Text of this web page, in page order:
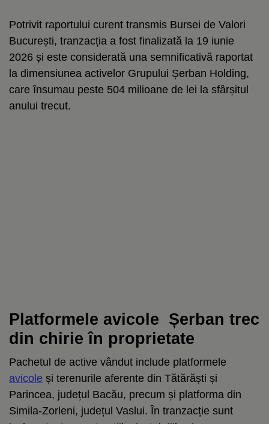
Potrivit raportului curent transmis Bursei de Valori
București, tranzacția a fost finalizată la 19 iunie
2026 și este considerată una semnificativă raportat
la dimensiunea activelor Grupului Șerban Holding,
care însumau peste 504 milioane de lei la sfârșitul
anului trecut.
Platformele avicole Șerban trec
din chirie în proprietate
Pachetul de active vândut include platformele
avicole și terenurile aferente din Tătărăști și
Parincea, județul Bacău, precum și platforma din
Simila-Zorleni, județul Vaslui. În tranzacție sunt